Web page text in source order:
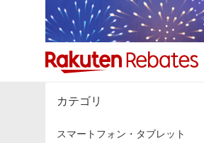
カテゴリー一覧
カテゴリ
スマートフォン・タブレット